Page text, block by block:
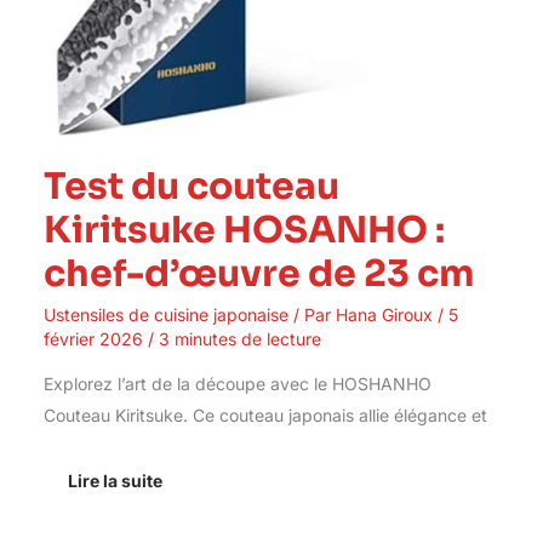
Test du couteau
Kiritsuke HOSANHO :
chef-d’œuvre de 23 cm
Ustensiles de cuisine japonaise/ Par Hana Giroux / 5
février 2026 / 3 minutes de lecture
Explorez l’art de la découpe avec le HOSHANHO
Couteau Kiritsuke. Ce couteau japonais allie élégance et
Lire la suite